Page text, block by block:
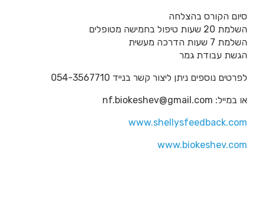
מכון ביוקשב - טיפול בגרייה
סיום הקורס בהצלחה
השלמת 20 שעות טיפול בחמישה מטופלים
השלמת 7 שעות הדרכה מעשית
הגשת עבודת גמר
לפרטים נוספים ניתן ליצור קשר בנייד 054-3567710
או במייל: nf.biokeshev@gmail.com
www.shellysfeedback.com
www.biokeshev.com